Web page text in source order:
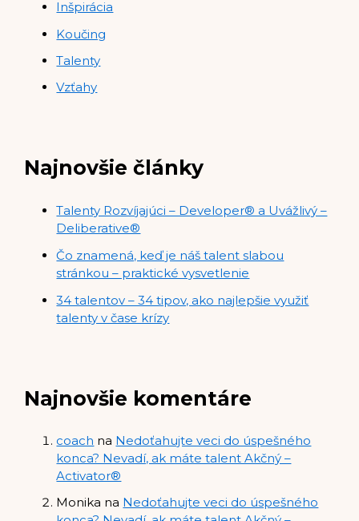
Inšpirácia
Koučing
Talenty
Vzťahy
Najnovšie články
Talenty Rozvíjajúci – Developer® a Uvážlivý –
Deliberative®
Čo znamená, keď je náš talent slabou
stránkou – praktické vysvetlenie
34 talentov – 34 tipov, ako najlepšie využiť
talenty v čase krízy
Najnovšie komentáre
coach na Nedoťahujte veci do úspešného
konca? Nevadí, ak máte talent Akčný –
Activator®
Monika na Nedoťahujte veci do úspešného